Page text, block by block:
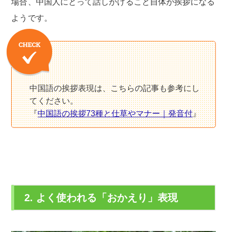
場合、中国人にとって話しかけること自体が挨拶になる
ようです。
中国語の挨拶表現は、こちらの記事も参考にし
てください。
『中国語の挨拶73種と仕草やマナー｜発音付』
2. よく使われる「おかえり」表現